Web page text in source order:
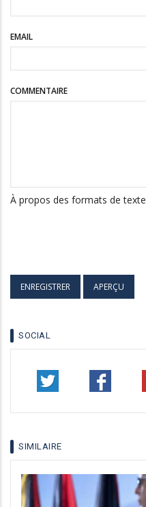
EMAIL
COMMENTAIRE
À propos des formats de texte
SOCIAL
SIMILAIRE